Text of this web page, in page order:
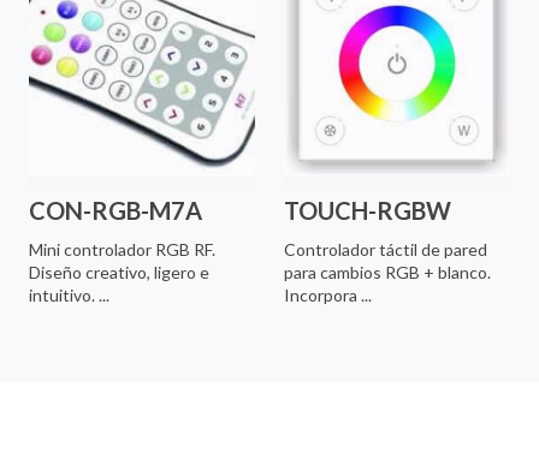
CON-RGB-M7A
Mini controlador RGB RF.
Diseño creativo, ligero e
intuitivo. ...
TOUCH-RGBW
Controlador táctil de pared
para cambios RGB + blanco.
Incorpora ...